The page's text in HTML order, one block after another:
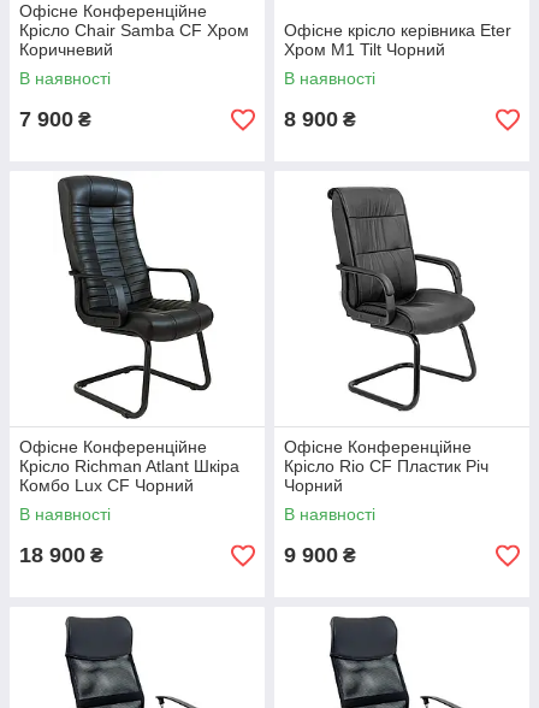
Офісне Конференційне
Крісло Chair Samba CF Хром
Коричневий
В наявності
7 900 ₴
Офісне крісло керівника Eter
Хром M1 Tilt Чорний
В наявності
8 900 ₴
Офісне Конференційне
Крісло Richman Atlant Шкіра
Комбо Lux CF Чорний
В наявності
18 900 ₴
Офісне Конференційне
Крісло Rio CF Пластик Річ
Чорний
В наявності
9 900 ₴